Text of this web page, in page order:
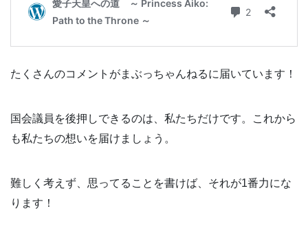
たくさんのコメントがまぶっちゃんねるに届いています！
国会議員を後押しできるのは、私たちだけです。これから
も私たちの想いを届けましょう。
難しく考えず、思ってることを書けば、それが1番力にな
ります！